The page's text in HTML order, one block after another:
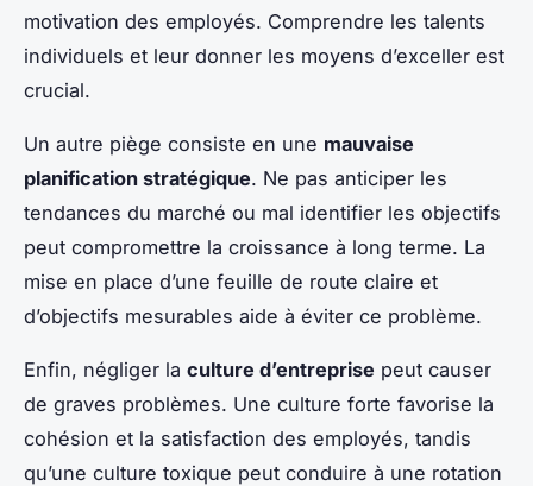
motivation des employés. Comprendre les talents
individuels et leur donner les moyens d’exceller est
crucial.
Un autre piège consiste en une mauvaise
planification stratégique. Ne pas anticiper les
tendances du marché ou mal identifier les objectifs
peut compromettre la croissance à long terme. La
mise en place d’une feuille de route claire et
d’objectifs mesurables aide à éviter ce problème.
Enfin, négliger la culture d’entreprise peut causer
de graves problèmes. Une culture forte favorise la
cohésion et la satisfaction des employés, tandis
qu’une culture toxique peut conduire à une rotation